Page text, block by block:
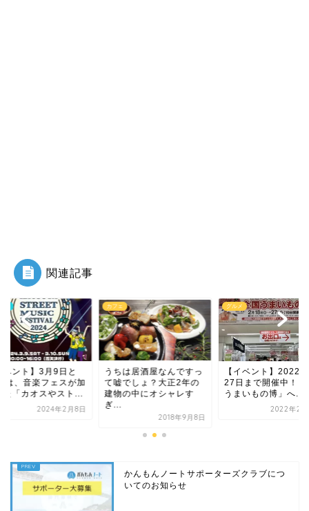
関連記事
ベント】3月9日と
は、音楽フェスが加
た「カオスやスト...
2024年2月8日
カフェ
うちは居酒屋なんですっ
て嘘でしょ？大正2年の
建物の中にオシャレす
ぎ...
2018年9月8日
グルメ
【イベント】2022
27日まで開催中！「
うまいもの博」へ...
2022年2
かんもんノートサポーターズクラブにつ
いてのお知らせ